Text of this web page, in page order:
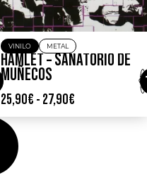
VINILO METAL
HAMLET – SANATORIO DE
MUÑECOS
25,90€ - 27,90€